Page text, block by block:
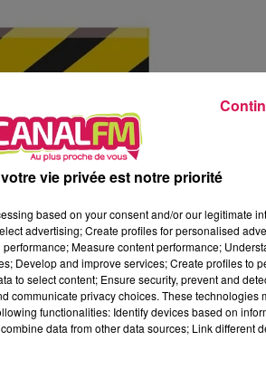
vie privée est notre priorité
based on your consent and/or our legitimate
advertising; Create profiles for personalised
Measure content performance;
Develop and improve services; Create profiles to
to select content; Ensure security, prevent and
communicate privacy choices. These technologies
functionalities: Identify devices based on
data from other data sources; Link different